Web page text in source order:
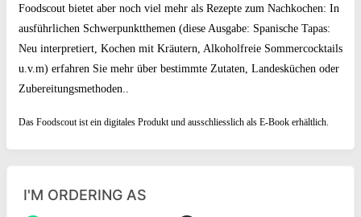
Foodscout bietet aber noch viel mehr als Rezepte zum Nachkochen: In
ausführlichen Schwerpunktthemen (diese Ausgabe: Spanische Tapas:
Neu interpretiert, Kochen mit Kräutern, Alkoholfreie Sommercocktails
u.v.m) erfahren Sie mehr über bestimmte Zutaten, Landesküchen oder
Zubereitungsmethoden..
Das Foodscout ist ein digitales Produkt und ausschliesslich als E-Book erhältlich.
I'M ORDERING AS